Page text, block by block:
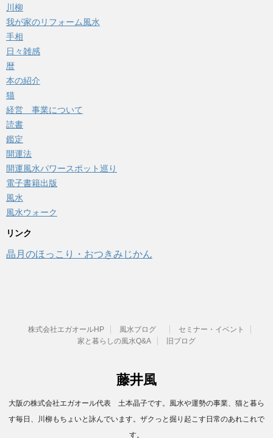
川柳
我が家のリフォーム風水
手相
日々雑感
暦
本の紹介
猫
経営 事業について
読書
鑑定
開運法
開運風水パワースポット巡り
電子書籍出版
風水
風水ウォーク
リンク
晶月のほっこり・おつきみじかん
株式会社エガオールHP 風水ブログ
セミナー・イベント
家と暮らしの風水Q&A
旧ブログ
藤井風
大阪の株式会社エガオール代表 土本晶子です。風水や運勢の事業、猫と暮ら
す毎日、川柳もちょいと詠んでいます。ザクっと掘り起こす日常のあれこれで
す。